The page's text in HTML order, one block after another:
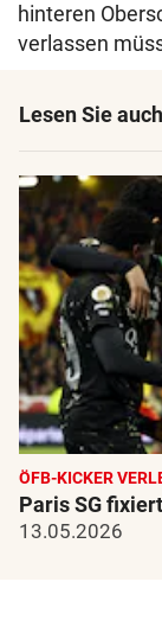
hinteren
verlassen
Lesen Sie
ÖFB-KICKER
Paris SG
13.05.2026